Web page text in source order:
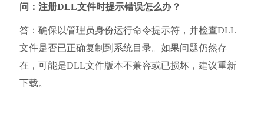
问：注册DLL文件时提示错误怎么办？
答：确保以管理员身份运行命令提示符，并检查DLL
文件是否已正确复制到系统目录。如果问题仍然存
在，可能是DLL文件版本不兼容或已损坏，建议重新
下载。